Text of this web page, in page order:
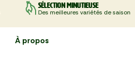
Sélection minutieuse
Des meilleures variétés de saison
À propos